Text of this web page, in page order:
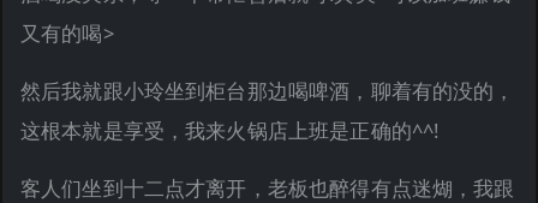
又有的喝>
然后我就跟小玲坐到柜台那边喝啤酒，聊着有的没的，
这根本就是享受，我来火锅店上班是正确的^^!
客人们坐到十二点才离开，老板也醉得有点迷煳，我跟